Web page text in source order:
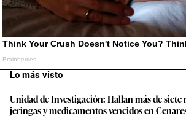
Lo más visto
Unidad de Investigación: Hallan más de siete
jeringas y medicamentos vencidos en